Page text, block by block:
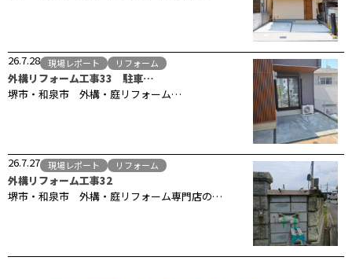
26.7.28 現場レポート リフォーム
外構リフォーム工事33 駐車…
堺市・和泉市 外構・庭リフォーム…
26.7.27 現場レポート リフォーム
外構リフォーム工事32
堺市・和泉市 外構・庭リフォーム専門店の…